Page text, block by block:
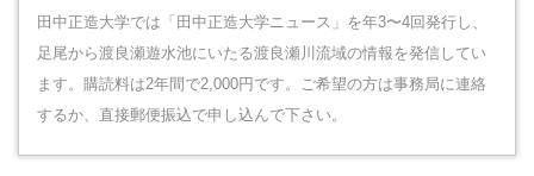
田中正造大学では「田中正造大学ニュース」を年3〜4回発行し、
足尾から渡良瀬遊水池にいたる渡良瀬川流域の情報を発信してい
ます。購読料は2年間で2,000円です。ご希望の方は事務局に連絡
するか、直接郵便振込で申し込んで下さい。